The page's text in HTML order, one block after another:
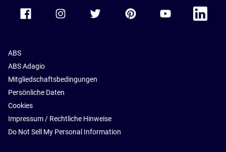
Accor Facebook Accor TwitterAccor PinterestAccor Youtube
Accor
ABS
ABS Adagio
Mitgliedschaftsbedingungen
Persönliche Daten
Cookies
Impressum / Rechtliche Hinweise
Do Not Sell My Personal Information